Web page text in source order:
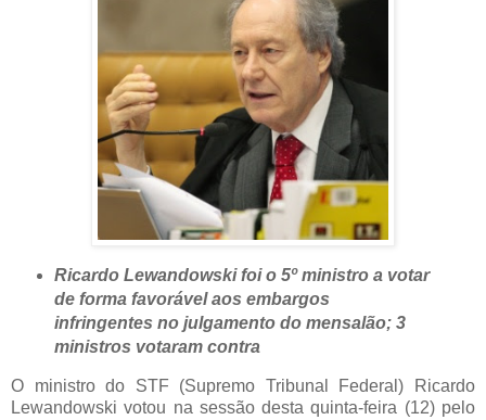
Ricardo Lewandowski foi o 5º ministro a votar
de forma favorável aos embargos
infringentes no julgamento do mensalão; 3
ministros votaram contra
O ministro do STF (Supremo Tribunal Federal) Ricardo
Lewandowski votou na sessão desta quinta-feira (12) pelo